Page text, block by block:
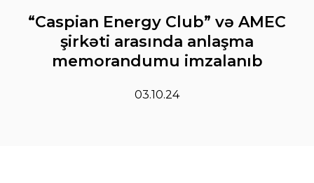
“Caspian Energy Club” və AMEC
şirkəti arasında anlaşma
memorandumu imzalanıb
03.10.24